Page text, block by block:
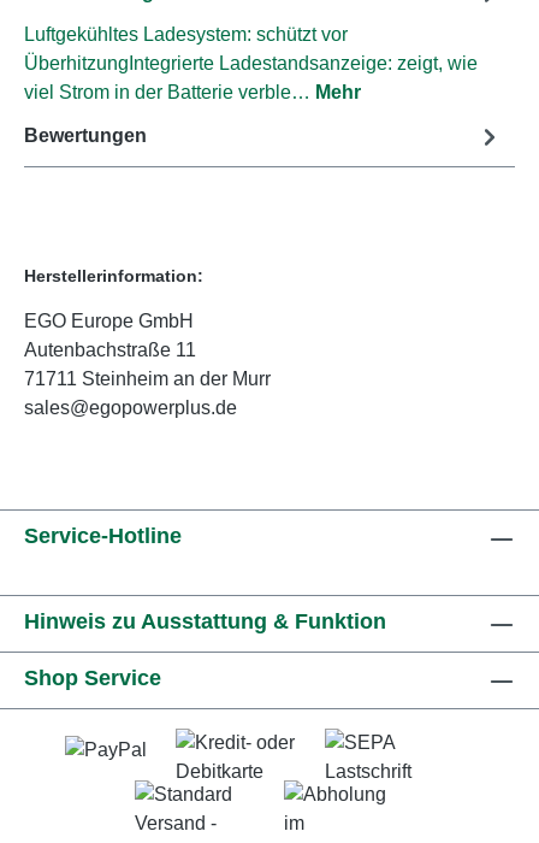
Luftgekühltes Ladesystem: schützt vor
ÜberhitzungIntegrierte Ladestandsanzeige: zeigt, wie
viel Strom in der Batterie verble… Mehr
Bewertungen
Herstellerinformation:
EGO Europe GmbH
Autenbachstraße 11
71711 Steinheim an der Murr
sales@egopowerplus.de
Service-Hotline
Hinweis zu Ausstattung & Funktion
Shop Service